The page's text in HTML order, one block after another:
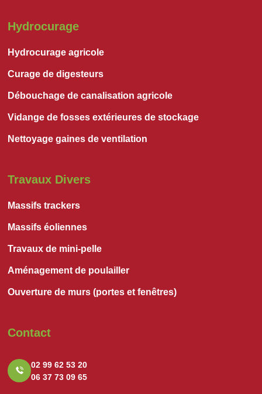
Hydrocurage
Hydrocurage agricole
Curage de digesteurs
Débouchage de canalisation agricole
Vidange de fosses extérieures de stockage
Nettoyage gaines de ventilation
Travaux Divers
Massifs trackers
Massifs éoliennes
Travaux de mini-pelle
Aménagement de poulailler
Ouverture de murs (portes et fenêtres)
Contact
02 99 62 53 20
06 37 73 09 65